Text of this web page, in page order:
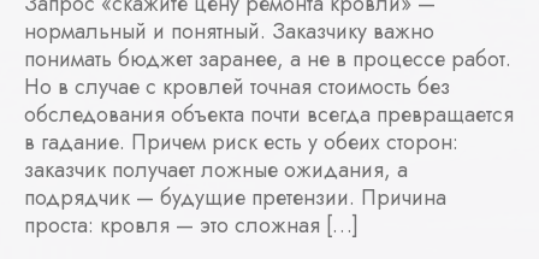
нормальный и понятный. Заказчику важно
понимать бюджет заранее, а не в процессе работ.
Но в случае с кровлей точная стоимость без
обследования объекта почти всегда превращается
в гадание. Причем риск есть у обеих сторон:
заказчик получает ложные ожидания, а
подрядчик — будущие претензии. Причина
проста: кровля — это сложная […]